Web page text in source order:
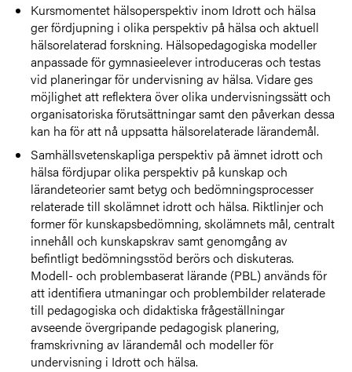
Kursmomentet hälsoperspektiv inom Idrott och hälsa
ger fördjupning i olika perspektiv på hälsa och aktuell
hälsorelaterad forskning. Hälsopedagogiska modeller
anpassade för gymnasieelever introduceras och testas
vid planeringar för undervisning av hälsa. Vidare ges
möjlighet att reflektera över olika undervisningssätt och
organisatoriska förutsättningar samt den påverkan dessa
kan ha för att nå uppsatta hälsorelaterade lärandemål.
Samhällsvetenskapliga perspektiv på ämnet idrott och
hälsa fördjupar olika perspektiv på kunskap och
lärandeteorier samt betyg och bedömningsprocesser
relaterade till skolämnet idrott och hälsa. Riktlinjer och
former för kunskapsbedömning, skolämnets mål, centralt
innehåll och kunskapskrav samt genomgång av
befintligt bedömningsstöd berörs och diskuteras.
Modell- och problembaserat lärande (PBL) används för
att identifiera utmaningar och problembilder relaterade
till pedagogiska och didaktiska frågeställningar
avseende övergripande pedagogisk planering,
framskrivning av lärandemål och modeller för
undervisning i Idrott och hälsa.